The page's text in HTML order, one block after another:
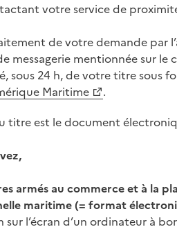
votre service de
de votre demande par
messagerie mentionnée sur
sous 24 h, de votre titre sous
Maritime
.
titre est le document
armés au commerce et à la
maritime (= format
sur l’écran d’un ordinateur à